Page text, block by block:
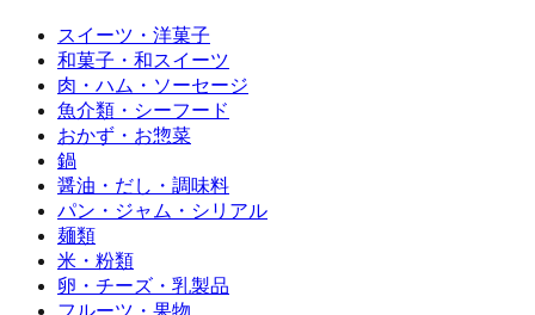
スイーツ・洋菓子
和菓子・和スイーツ
肉・ハム・ソーセージ
魚介類・シーフード
おかず・お惣菜
鍋
醤油・だし・調味料
パン・ジャム・シリアル
麺類
米・粉類
卵・チーズ・乳製品